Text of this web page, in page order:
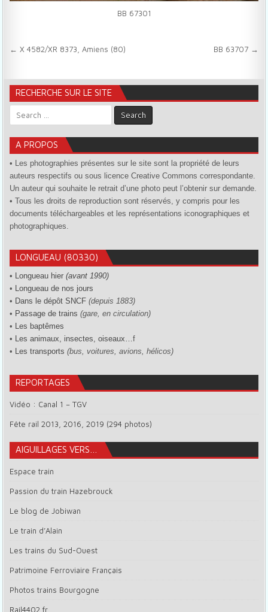
BB 67301
Navigation de l’article
← X 4582/XR 8373, Amiens (80) BB 63707 →
RECHERCHE SUR LE SITE
Search for:
A PROPOS
• Les photographies présentes sur le site sont la propriété de leurs
auteurs respectifs ou sous licence Creative Commons correspondante.
Un auteur qui souhaite le retrait d’une photo peut l’obtenir sur demande.
• Tous les droits de reproduction sont réservés, y compris pour les
documents téléchargeables et les représentations iconographiques et
photographiques.
LONGUEAU (80330)
• Longueau hier (avant 1990)
•
Longueau de nos jours
• Dans le dépôt SNCF (depuis 1883)
• Passage de trains (gare, en circulation)
•
Les baptêmes
•
Les animaux, insectes, oiseaux…f
•
Les transports (bus, voitures, avions, hélicos)
REPORTAGES
Vidéo : Canal 1 – TGV
Fête rail 2013, 2016, 2019 (294 photos)
AIGUILLAGES VERS…
Espace train
Passion du train Hazebrouck
Le blog de Jobiwan
Le train d’Alain
Les trains du Sud-Ouest
Patrimoine Ferroviaire Français
Photos trains Bourgogne
Rail4402.fr